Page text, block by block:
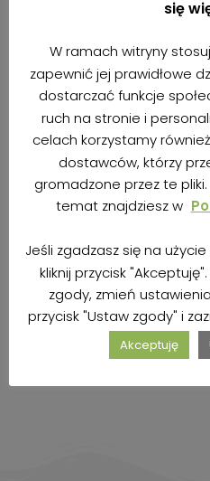
Ciastka z ziaren
mleka)
9 maja 2017 21,1K odsłony
Rozgrzewająca
jaglanka z ziarnami i
żurawiną
26 października 2017
się
W ramach witryny
zapewnić jej prawidłowe
dostarczać funkcje
ruch na stronie i
celach korzystamy
dostawców, którzy
gromadzone przez te
temat znajdziesz w
Jeśli zgadzasz się na
kliknij przycisk
zgody, zmień
przycisk "Ustaw zgody" i
Akceptuję